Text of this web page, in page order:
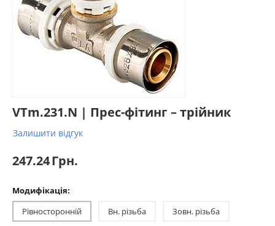
VTm.231.N | Прес-фітинг – трійник
Залишити відгук
247.24Грн.
Модифікація:
Рівносторонній
Вн. різьба Зовн. різьба